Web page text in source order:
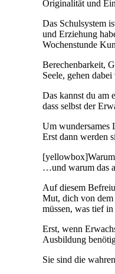
Originalität und
Das Schulsystem
und Erziehung
Wochenstunde
Berechenbarkeit,
Seele, gehen
Das kannst du am
dass selbst der
Um wundersames
Erst dann werden
…und warum das
Auf diesem
Mut, dich von dem
müssen, was tief
Erst, wenn
Ausbildung
Sie sind die